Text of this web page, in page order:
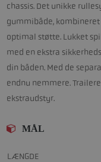
chassis. Det unikke
gummibåde,
optimal støtte. Lukket
med en ekstra
din båden. Med de
endnu nemmere.
ekstraudstyr.
MÅL
LÆNGDE